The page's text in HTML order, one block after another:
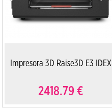
Impresora 3D Raise3D E3 IDEX
2418.79 €